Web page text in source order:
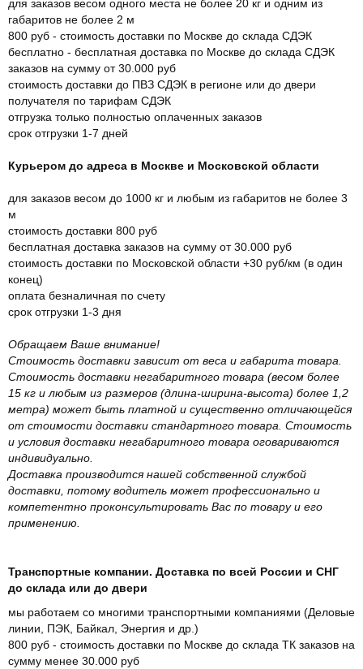
для заказов весом одного места не более 20 кг и одним из
габаритов не более 2 м
800 руб - стоимость доставки по Москве до склада СДЭК
бесплатно - бесплатная доставка по Москве до склада СДЭК
заказов на сумму от 30.000 руб
стоимость доставки до ПВЗ СДЭК в регионе или до двери
получателя по тарифам СДЭК
отгрузка только полностью оплаченных заказов
срок отгрузки 1-7 дней
Курьером до адреса в Москве и Московской области
для заказов весом до 1000 кг и любым из габаритов не более 3
м
стоимость доставки 800 руб
бесплатная доставка заказов на сумму от 30.000 руб
стоимость доставки по Московской области +30 руб/км (в один
конец)
оплата безналичная по счету
срок отгрузки 1-3 дня
Обращаем Ваше внимание!
Стоимость доставки зависит от веса и габарита товара.
Стоимость доставки негабаритного товара (весом более
15 кг и любым из размеров (длина-ширина-высота) более 1,2
метра) может быть платной и существенно отличающейся
от стоимости доставки стандартного товара. Стоимость
и условия доставки негабаритного товара оговариваются
индивидуально.
Доставка производится нашей собственной службой
доставки, потому водитель может профессионально и
компетентно проконсультировать Вас по товару и его
применению.
Транспортные компании. Доставка по всей России и СНГ
до склада или до двери
мы работаем со многими транспортными компаниями (Деловые
линии, ПЭК, Байкал, Энергия и др.)
800 руб - стоимость доставки по Москве до склада ТК заказов на
сумму менее 30.000 руб